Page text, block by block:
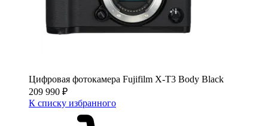
Цифровая фотокамера Fujifilm X-T3 Body Black
209 990 ₽
К списку избранного